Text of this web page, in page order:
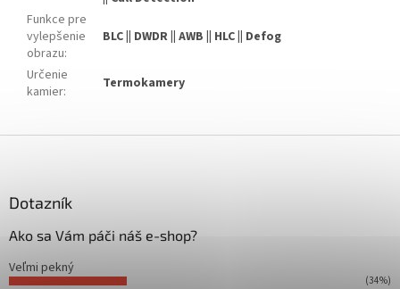
Funkce pre
vylepšenie
obrazu:
BLC || DWDR || AWB || HLC || Defog
Určenie
kamier: Termokamery
Dotazník
Ako sa Vám páči náš e-shop?
Veľmi pekný
(34%)